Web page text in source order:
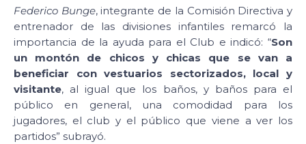
Federico Bunge, integrante de la Comisión Directiva y
entrenador de las divisiones infantiles remarcó la
importancia de la ayuda para el Club e indicó: “Son
un montón de chicos y chicas que se van a
beneficiar con vestuarios sectorizados, local y
visitante, al igual que los baños, y baños para el
público en general, una comodidad para los
jugadores, el club y el público que viene a ver los
partidos” subrayó.